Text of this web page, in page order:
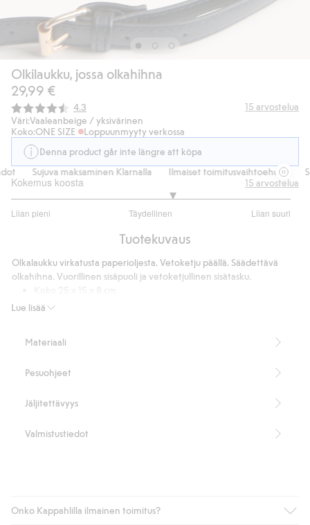
Olkilaukku, jossa olkahihna
29,99 €
Keskimääräinen luokitus:
4.3 15 arvostelua
Väri:Vaaleanbeige / yksivärinen
Koko:ONE SIZE
Loppuunmyyty verkossa
Denna product går inte längre att köpa
Sujuva maksaminen Klarnalla Ilmaiset toimitusvaihtoehdot
Kokemus koosta
Liian pieni Täydellinen Liian suuri
/
ääneen
15 arvostelua
Tuotekuvaus
Lue lisää
Olkalaukku virkatusta paperioljesta. Vetoketju päällä. Säädettävä
olkahihna. Vuorillinen sisäpuoli ja vetoketjullinen sisätasku.
Tuotenumero
Materiaali
Pesuohjeet
Jäljitettävyys
Valmistustiedot
Onko Kappahlilla ilmainen toimitus?